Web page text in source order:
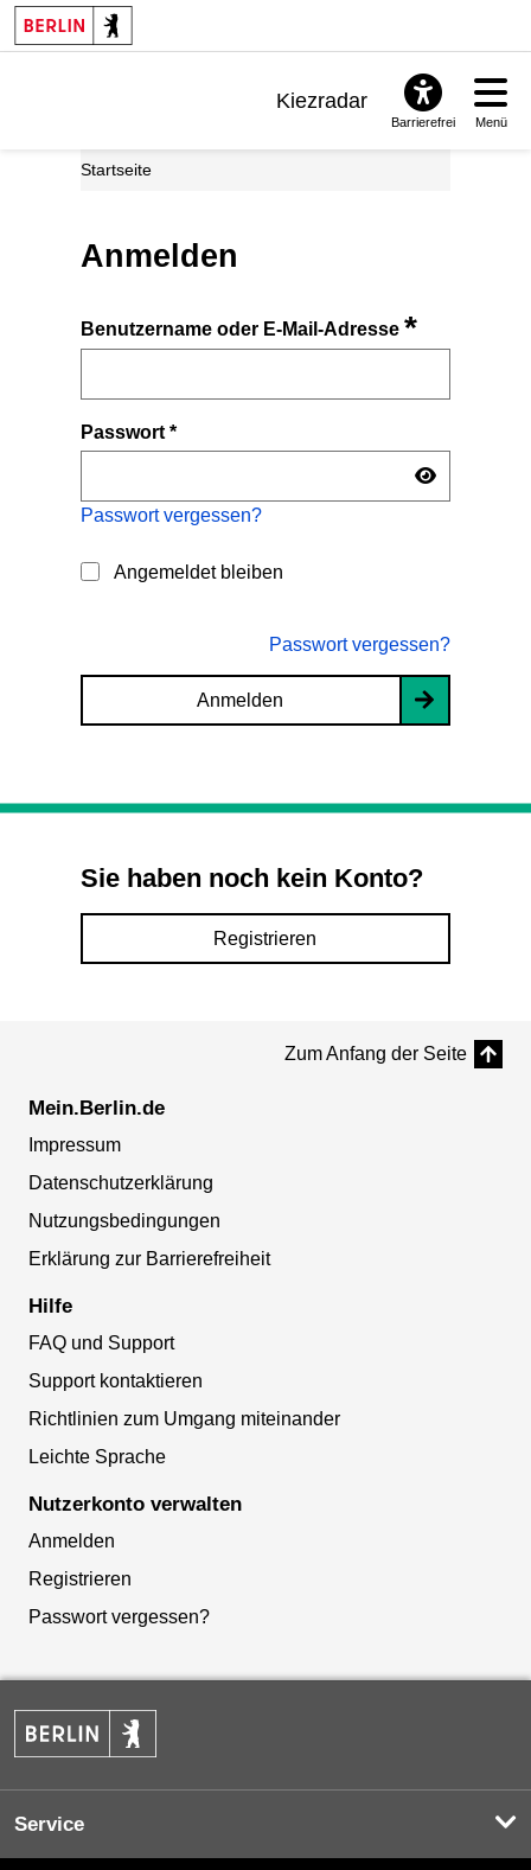
Kiezradar
Barrierefrei Menü
Startseite
Anmelden
Benutzername oder E-Mail-Adresse*
Passwort*
Passwort vergessen?
Angemeldet bleiben
Passwort vergessen?
Anmelden
Sie haben noch kein Konto?
Registrieren
Zum Anfang der Seite
Mein.Berlin.de
Impressum
Datenschutzerklärung
Nutzungsbedingungen
Erklärung zur Barrierefreiheit
Hilfe
FAQ und Support
Support kontaktieren
Richtlinien zum Umgang miteinander
Leichte Sprache
Nutzerkonto verwalten
Anmelden
Registrieren
Passwort vergessen?
Service